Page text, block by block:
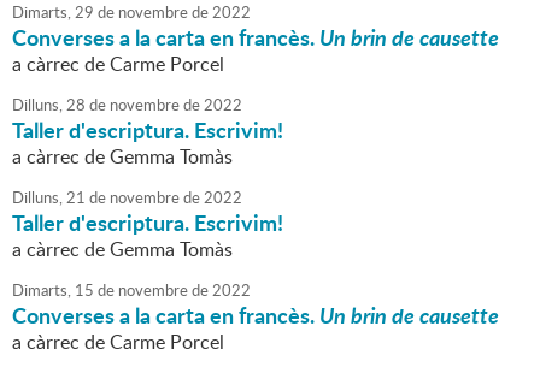
Dimarts,29 de novembrede2022
Converses a la carta en francès.Un brin de causette
a càrrec de Carme Porcel
Dilluns,28 de novembrede2022
Taller d'escriptura. Escrivim!
a càrrec de Gemma Tomàs
Dilluns,21 de novembrede2022
Taller d'escriptura. Escrivim!
a càrrec de Gemma Tomàs
Dimarts, 15 de novembrede2022
Converses a la carta en francès.Un brin de causette
a càrrec de Carme Porcel